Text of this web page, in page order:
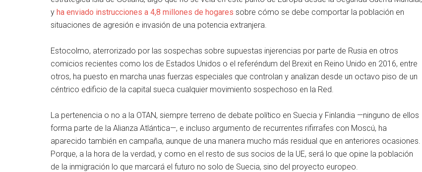
y ha enviado instrucciones a 4,8 millones de hogares sobre cómo se debe comportar la población en
situaciones de agresión e invasión de una potencia extranjera.
Estocolmo, aterrorizado por las sospechas sobre supuestas injerencias por parte de Rusia en otros
comicios recientes como los de Estados Unidos o el referéndum del Brexit en Reino Unido en 2016, entre
otros, ha puesto en marcha unas fuerzas especiales que controlan y analizan desde un octavo piso de un
céntrico edificio de la capital sueca cualquier movimiento sospechoso en la Red.
La pertenencia o no a la OTAN, siempre terreno de debate político en Suecia y Finlandia —ninguno de ellos
forma parte de la Alianza Atlántica—, e incluso argumento de recurrentes rifirrafes con Moscú, ha
aparecido también en campaña, aunque de una manera mucho más residual que en anteriores ocasiones.
Porque, a la hora de la verdad, y como en el resto de sus socios de la UE, será lo que opine la población
de la inmigración lo que marcará el futuro no solo de Suecia, sino del proyecto europeo.